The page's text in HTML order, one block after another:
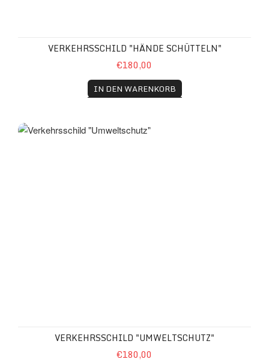
VERKEHRSSCHILD "HÄNDE SCHÜTTELN"
€180,00
IN DEN WARENKORB
Verkehrsschild "Umweltschutz"
VERKEHRSSCHILD "UMWELTSCHUTZ"
€180,00